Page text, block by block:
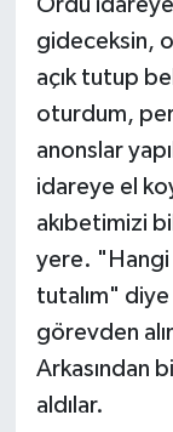
Ordu
gideceksin,
açık tutup
oturdum,
anonslar
idareye el
akıbetimizi
yere.
tutalım" diye
görevden
Arkasından
aldılar.